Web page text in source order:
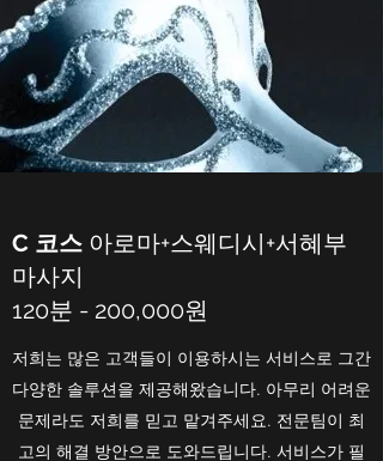
C 코스 아로마+스웨디시+서혜부
마사지
120분 - 200,000원
저희는 많은 고객들이 이용하시는 서비스로 그간
다양한 솔루션을 제공해왔습니다. 아무리 어려운
문제라도 저희를 믿고 맡겨주세요. 전문팀이 최
고의 해결 방안으로 도와드립니다. 서비스가 필